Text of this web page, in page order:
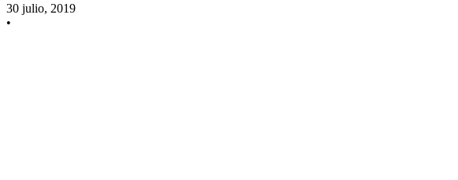
30 julio, 2019
•